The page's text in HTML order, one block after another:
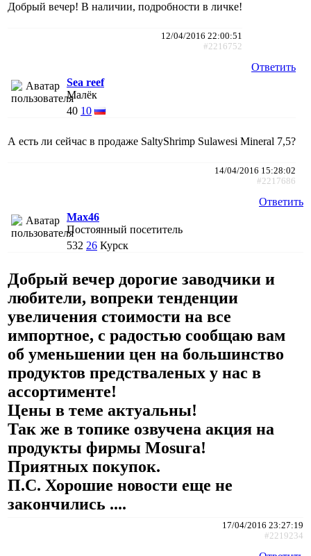
Добрый вечер! В наличии, подробности в личке!
12/04/2016 22:00:51
#2216752
Ответить
Sea reef
Малёк
40 10
А есть ли сейчас в продаже SaltyShrimp Sulawesi Mineral 7,5?
14/04/2016 15:28:02
#2217686
Ответить
Max46
Постоянный посетитель
532 26 Курск
Добрый вечер дорогие заводчики и
любители, вопреки тенденции
увеличения стоимости на все
импортное, с радостью сообщаю вам
об уменьшении цен на большинство
продуктов предстваленых у нас в
ассортименте!
Цены в теме актуальны!
Так же в топике озвучена акция на
продукты фирмы Mosura!
Приятных покупок.
П.С. Хорошие новости еще не
закончились ....
17/04/2016 23:27:19
#2219234